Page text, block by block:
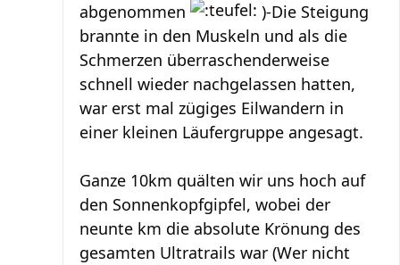
abgenommen
)-Die Steigung
brannte in den Muskeln und als die
Schmerzen überraschenderweise
schnell wieder nachgelassen hatten,
war erst mal zügiges Eilwandern in
einer kleinen Läufergruppe angesagt.
Ganze 10km quälten wir uns hoch auf
den Sonnenkopfgipfel, wobei der
neunte km die absolute Krönung des
gesamten Ultratrails war (Wer nicht